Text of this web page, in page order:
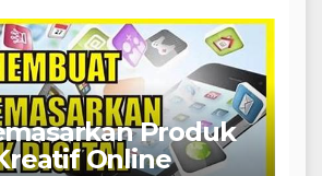
Produk
Online